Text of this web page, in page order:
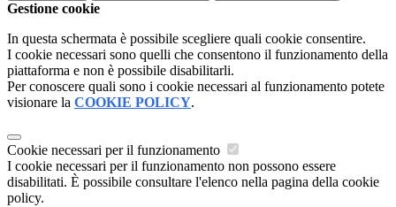
Gestione cookie
In questa schermata è possibile scegliere quali cookie consentire.
I cookie necessari sono quelli che consentono il funzionamento della
piattaforma e non è possibile disabilitarli.
Per conoscere quali sono i cookie necessari al funzionamento potete
visionare la COOKIE POLICY.
Cookie necessari per il funzionamento
I cookie necessari per il funzionamento non possono essere
disabilitati. È possibile consultare l'elenco nella pagina della cookie
policy.